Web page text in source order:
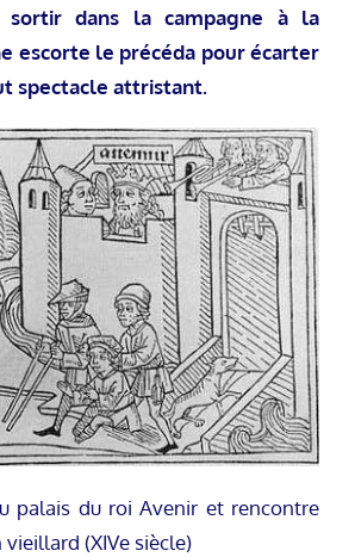
dans la campagne à la
escorte le précéda pour écarter
spectacle attristant.
palais du roi Avenir et rencontre
(XIVe siècle)